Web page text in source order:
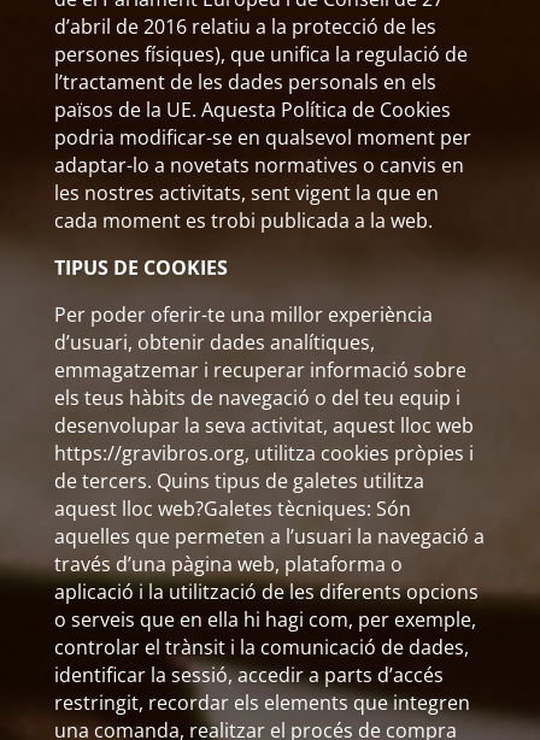
d’abril de 2016 relatiu a la protecció de les
persones físiques), que unifica la regulació de
l’tractament de les dades personals en els
països de la UE. Aquesta Política de Cookies
podria modificar-se en qualsevol moment per
adaptar-lo a novetats normatives o canvis en
les nostres activitats, sent vigent la que en
cada moment es trobi publicada a la web.
TIPUS DE COOKIES
Per poder oferir-te una millor experiència
d’usuari, obtenir dades analítiques,
emmagatzemar i recuperar informació sobre
els teus hàbits de navegació o del teu equip i
desenvolupar la seva activitat, aquest lloc web
https://gravibros.org, utilitza cookies pròpies i
de tercers. Quins tipus de galetes utilitza
aquest lloc web?Galetes tècniques: Són
aquelles que permeten a l’usuari la navegació a
través d’una pàgina web, plataforma o
aplicació i la utilització de les diferents opcions
o serveis que en ella hi hagi com, per exemple,
controlar el trànsit i la comunicació de dades,
identificar la sessió, accedir a parts d’accés
restringit, recordar els elements que integren
una comanda, realitzar el procés de compra